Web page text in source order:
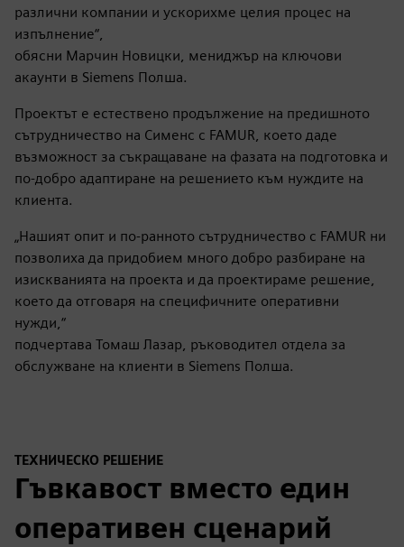
различни компании и ускорихме целия процес на
изпълнение“,
обясни Марчин Новицки, мениджър на ключови
акаунти в Siemens Полша.
Проектът е естествено продължение на предишното
сътрудничество на Сименс с FAMUR, което даде
възможност за съкращаване на фазата на подготовка и
по-добро адаптиране на решението към нуждите на
клиента.
„Нашият опит и по-ранното сътрудничество с FAMUR ни
позволиха да придобием много добро разбиране на
изискванията на проекта и да проектираме решение,
което да отговаря на специфичните оперативни
нужди,“
подчертава Томаш Лазар, ръководител отдела за
обслужване на клиенти в Siemens Полша.
ТЕХНИЧЕСКО РЕШЕНИЕ
Гъвкавост вместо един
оперативен сценарий